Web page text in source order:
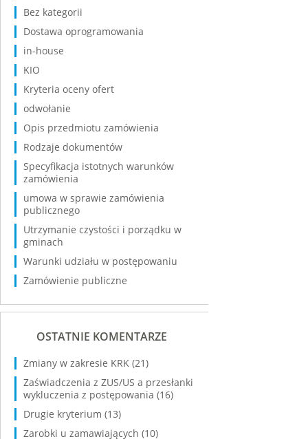
Bez kategorii
Dostawa oprogramowania
in-house
KIO
Kryteria oceny ofert
odwołanie
Opis przedmiotu zamówienia
Rodzaje dokumentów
Specyfikacja istotnych warunków
zamówienia
umowa w sprawie zamówienia
publicznego
Utrzymanie czystości i porządku w
gminach
Warunki udziału w postępowaniu
Zamówienie publiczne
OSTATNIE KOMENTARZE
Zmiany w zakresie KRK (21)
Zaświadczenia z ZUS/US a przesłanki
wykluczenia z postępowania (16)
Drugie kryterium (13)
Zarobki u zamawiających (10)